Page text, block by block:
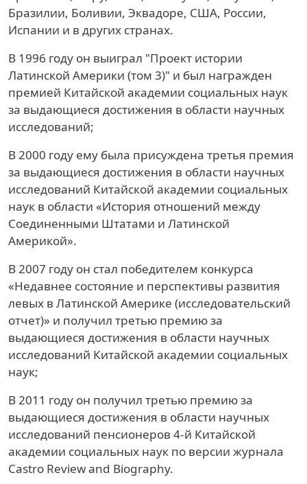
Бразилии, Боливии, Эквадоре, США, России,
Испании и в других странах.
В 1996 году он выиграл "Проект истории
Латинской Америки (том 3)" и был награжден
премией Китайской академии социальных наук
за выдающиеся достижения в области научных
исследований;
В 2000 году ему была присуждена третья премия
за выдающиеся достижения в области научных
исследований Китайской академии социальных
наук в области «История отношений между
Соединенными Штатами и Латинской
Америкой».
В 2007 году он стал победителем конкурса
«Недавнее состояние и перспективы развития
левых в Латинской Америке (исследовательский
отчет)» и получил третью премию за
выдающиеся достижения в области научных
исследований Китайской академии социальных
наук;
В 2011 году он получил третью премию за
выдающиеся достижения в области научных
исследований пенсионеров 4-й Китайской
академии социальных наук по версии журнала
Castro Review and Biography.